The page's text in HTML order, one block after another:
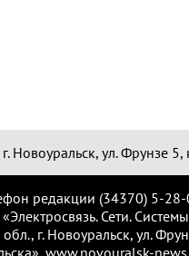
Новоуральск, ул. Фрунзе 5,
редакции (34370) 5-
Сети.
г. Новоуральск, ул.